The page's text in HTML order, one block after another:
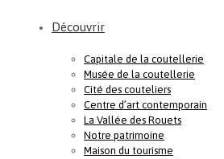
Découvrir
Capitale de la coutellerie
Musée de la coutellerie
Cité des couteliers
Centre d’art contemporain
La Vallée des Rouets
Notre patrimoine
Maison du tourisme